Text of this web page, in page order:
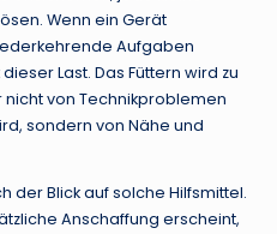
Wenn ein Gerät
Aufgaben
Last. Das Füttern wird zu
von Technikproblemen
sondern von Nähe und
der Blick auf solche Hilfsmittel.
Anschaffung erscheint,